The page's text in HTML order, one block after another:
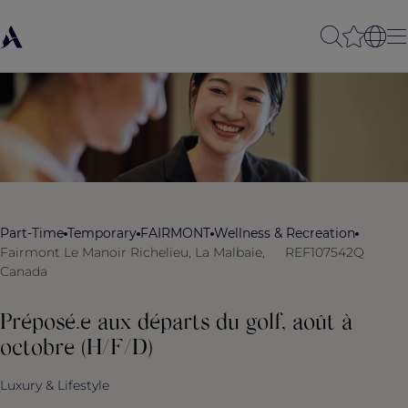
Part-Time Temporary FAIRMONT Wellness & Recreation
Fairmont Le Manoir Richelieu, La Malbaie,
Canada
REF107542Q
Préposé.e aux départs du golf, août à
octobre (H/F/D)
Luxury & Lifestyle